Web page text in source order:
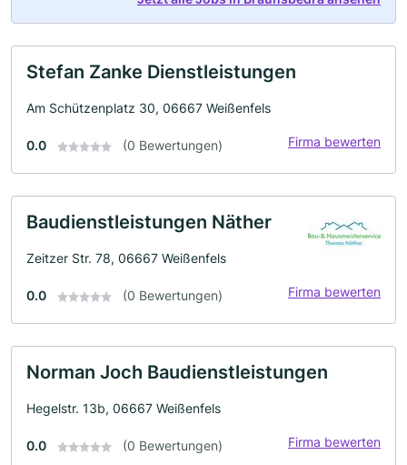
Stefan Zanke Dienstleistungen
Am Schützenplatz 30, 06667 Weißenfels
0.0 (0 Bewertungen) Firma bewerten
Baudienstleistungen Näther
Zeitzer Str. 78, 06667 Weißenfels
0.0 (0 Bewertungen) Firma bewerten
Norman Joch Baudienstleistungen
Hegelstr. 13b, 06667 Weißenfels
0.0 (0 Bewertungen) Firma bewerten